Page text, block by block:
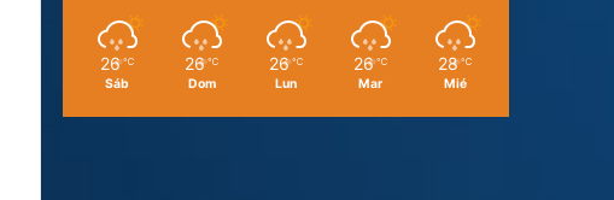
26 ℃
Sáb
26 ℃
Dom
26 ℃
Lun
26 ℃
Mar
28 ℃
Mié